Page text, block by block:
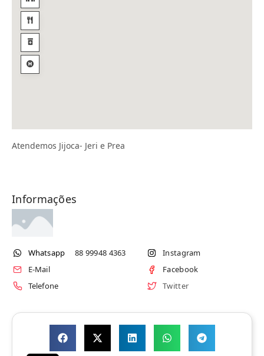
Atendemos Jijoca- Jeri e Prea
Informações
Whatsapp
88 99948 4363
E-Mail
Telefone
Instagram
Facebook
Twitter